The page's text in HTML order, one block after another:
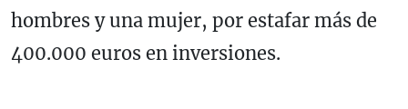
hombres y una mujer, por estafar más de
400.000 euros en inversiones.